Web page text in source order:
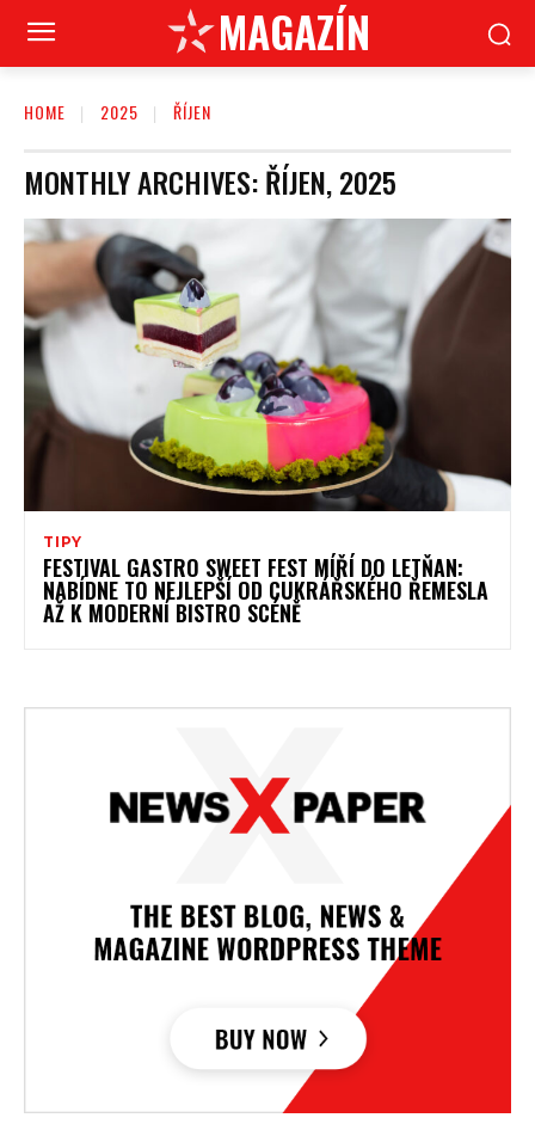
MAGAZÍN
HOME 2025 ŘÍJEN
MONTHLY ARCHIVES: ŘÍJEN, 2025
TIPY
FESTIVAL GASTRO SWEET FEST MÍŘÍ DO LETŇAN:
NABÍDNE TO NEJLEPŠÍ OD CUKRÁŘSKÉHO ŘEMESLA
AŽ K MODERNÍ BISTRO SCÉNĚ